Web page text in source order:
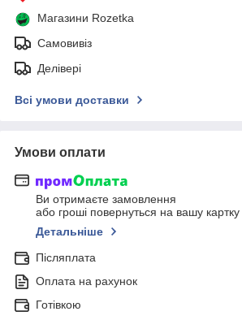
Магазини Rozetka
Самовивіз
Делівері
Всі умови доставки
Умови оплати
Ви отримаєте замовлення
або гроші повернуться на вашу картку
Детальніше
Післяплата
Оплата на рахунок
Готівкою